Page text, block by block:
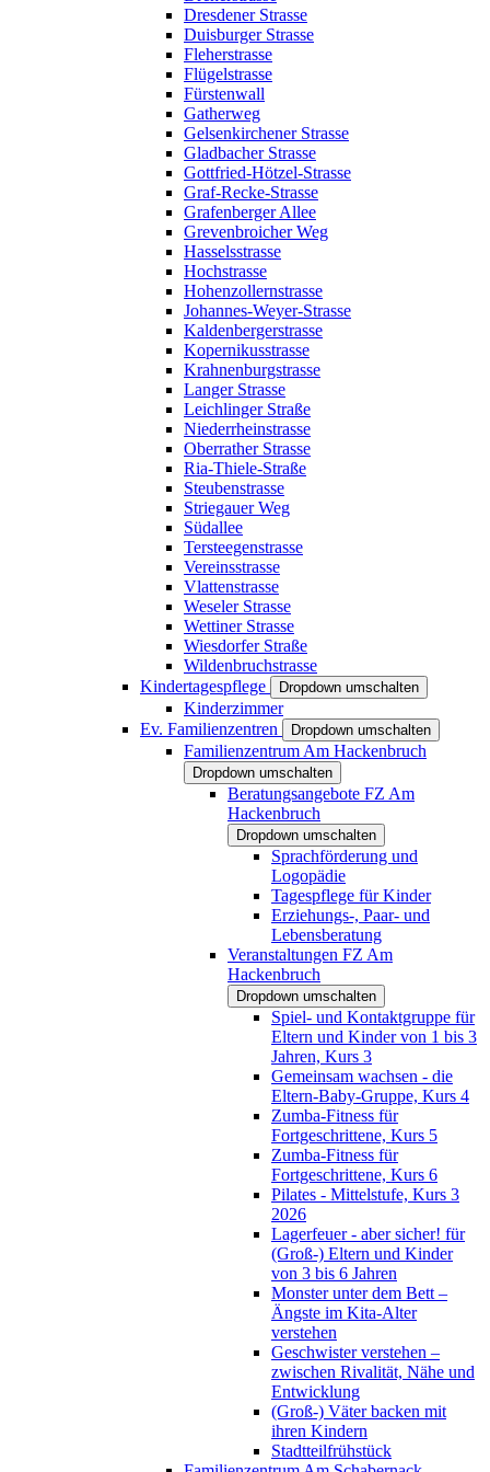
Dresdener Strasse
Duisburger Strasse
Fleherstrasse
Flügelstrasse
Fürstenwall
Gatherweg
Gelsenkirchener Strasse
Gladbacher Strasse
Gottfried-Hötzel-Strasse
Graf-Recke-Strasse
Grafenberger Allee
Grevenbroicher Weg
Hasselsstrasse
Hochstrasse
Hohenzollernstrasse
Johannes-Weyer-Strasse
Kaldenbergerstrasse
Kopernikusstrasse
Krahnenburgstrasse
Langer Strasse
Leichlinger Straße
Niederrheinstrasse
Oberrather Strasse
Ria-Thiele-Straße
Steubenstrasse
Striegauer Weg
Südallee
Tersteegenstrasse
Vereinsstrasse
Vlattenstrasse
Weseler Strasse
Wettiner Strasse
Wiesdorfer Straße
Wildenbruchstrasse
Kindertagespflege
Dropdown umschalten
Kinderzimmer
Ev. Familienzentren
Dropdown umschalten
Familienzentrum Am Hackenbruch
Dropdown umschalten
Beratungsangebote FZ Am
Hackenbruch
Dropdown umschalten
Sprachförderung und
Logopädie
Tagespflege für Kinder
Erziehungs-, Paar- und
Lebensberatung
Veranstaltungen FZ Am
Hackenbruch
Dropdown umschalten
Spiel- und Kontaktgruppe für
Eltern und Kinder von 1 bis 3
Jahren, Kurs 3
Gemeinsam wachsen - die
Eltern-Baby-Gruppe, Kurs 4
Zumba-Fitness für
Fortgeschrittene, Kurs 5
Zumba-Fitness für
Fortgeschrittene, Kurs 6
Pilates - Mittelstufe, Kurs 3
2026
Lagerfeuer - aber sicher! für
(Groß-) Eltern und Kinder
von 3 bis 6 Jahren
Monster unter dem Bett –
Ängste im Kita-Alter
verstehen
Geschwister verstehen –
zwischen Rivalität, Nähe und
Entwicklung
(Groß-) Väter backen mit
ihren Kindern
Stadtteilfrühstück